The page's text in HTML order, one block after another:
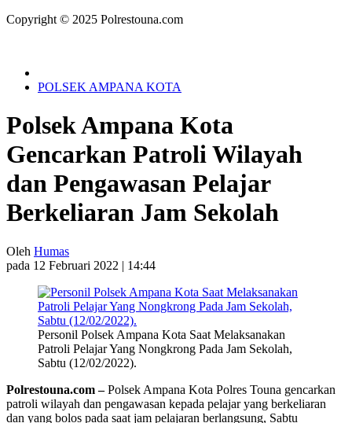
Copyright © 2025 Polrestouna.com
POLSEK AMPANA KOTA
Polsek Ampana Kota
Gencarkan Patroli Wilayah
dan Pengawasan Pelajar
Berkeliaran Jam Sekolah
Oleh Humas
pada 12 Februari 2022 | 14:44
Personil Polsek Ampana Kota Saat Melaksanakan
Patroli Pelajar Yang Nongkrong Pada Jam Sekolah,
Sabtu (12/02/2022).
Polrestouna.com –Polsek Ampana Kota Polres Touna gencarkan
patroli wilayah dan pengawasan kepada pelajar yang berkeliaran
dan yang bolos pada saat jam pelajaran berlangsung, Sabtu